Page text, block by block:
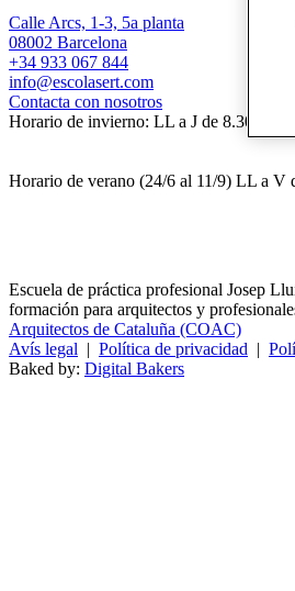
Calle Arcs, 1-3, 5a planta
08002 Barcelona
+34 933 067 844
info@escolasert.com
Contacta con nosotros
Horario de invierno: LL a J de 8.30 a
Horario de verano (24/6 al 11/9) LL a V
Escuela de práctica profesional Josep
formación para arquitectos y
Arquitectos de Cataluña (COAC)
Avís legal | Política de privacidad |
Baked by: Digital Bakers